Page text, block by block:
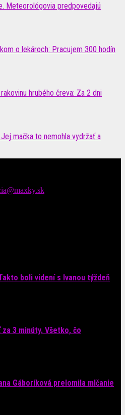
Meteorológovia predpovedajú
o lekároch: Pracujem 300 hodín
hrubého čreva: Za 2 dni
mačka to nemohla vydržať a
boli videní s Ivanou týždeň
3 minúty. Všetko, čo
Gáboríková prelomila mlčanie